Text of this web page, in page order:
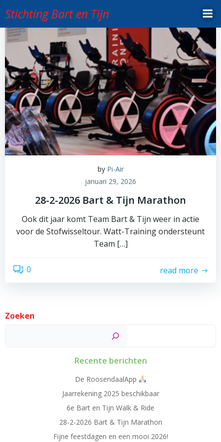
de
inhoud
Stichting Bart en Tijn
by Pi-Air
januari 29, 2026
28-2-2026 Bart & Tijn Marathon
Ook dit jaar komt Team Bart & Tijn weer in actie
voor de Stofwisseltour. Watt-Training ondersteunt
Team […]
0 read more
Zoeken
Recente berichten
De RoosendaalApp
Jaarrekening 2025 beschikbaar
6e Bart en Tijn Walk & Ride
28-2-2026 Bart & Tijn Marathon
Fijne feestdagen en een mooi 2026!